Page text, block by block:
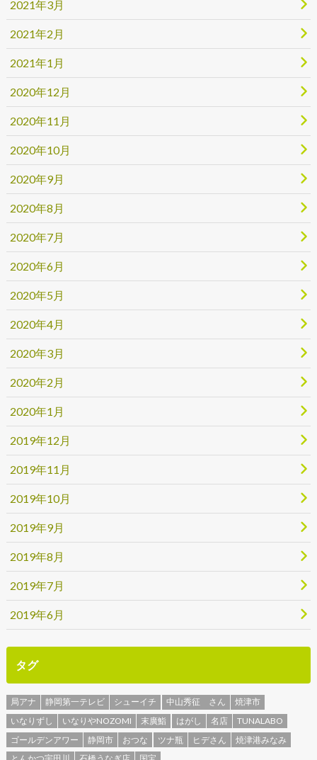
2021年3月
2021年2月
2021年1月
2020年12月
2020年11月
2020年10月
2020年9月
2020年8月
2020年7月
2020年6月
2020年5月
2020年4月
2020年3月
2020年2月
2020年1月
2019年12月
2019年11月
2019年10月
2019年9月
2019年8月
2019年7月
2019年6月
タグ
局アナ 静岡第一テレビ シューイチ 中山秀征 さん
焼津市
いなりずし
いなりやNOZOMI 末廣鮨 はがし 名店
TUNALABO
ゴールデンアワー
静岡市 おつな ツナ瓶 ヒデさん
焼津港みなみ